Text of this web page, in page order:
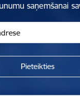
saņemšanai